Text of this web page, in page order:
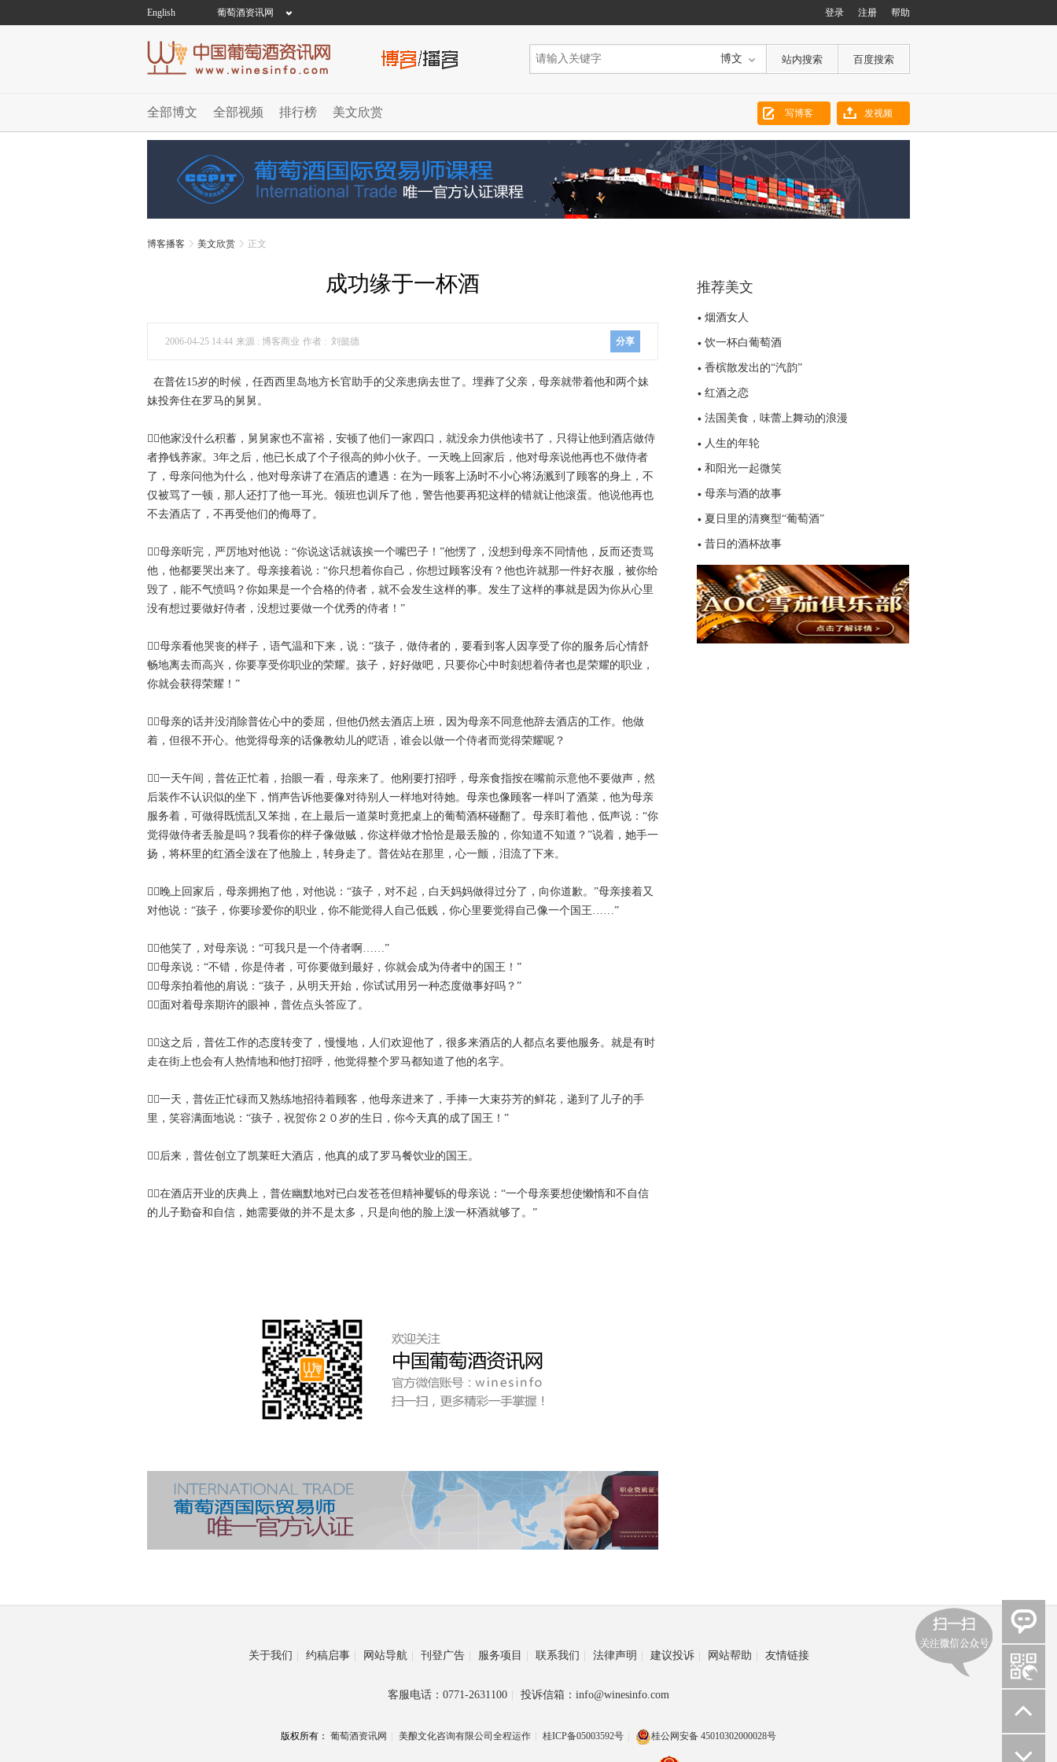
English 葡萄酒资讯网 帮助
注册
登录
博文
全部博文 全部视频 排行榜 美文欣赏 发视频
写博客
博客播客 美文欣赏 正文
成功缘于一杯酒
2006-04-25 14:44 来源 : 博客商业 作者 : 刘懿德 分享
在普佐15岁的时候，任西西里岛地方长官助手的父亲患病去世了。埋葬了父亲，母亲就带着他和两个妹
妹投奔住在罗马的舅舅。
他家没什么积蓄，舅舅家也不富裕，安顿了他们一家四口，就没余力供他读书了，只得让他到酒店做侍
者挣钱养家。3年之后，他已长成了个子很高的帅小伙子。一天晚上回家后，他对母亲说他再也不做侍者
了，母亲问他为什么，他对母亲讲了在酒店的遭遇：在为一顾客上汤时不小心将汤溅到了顾客的身上，不
仅被骂了一顿，那人还打了他一耳光。领班也训斥了他，警告他要再犯这样的错就让他滚蛋。他说他再也
不去酒店了，不再受他们的侮辱了。
母亲听完，严厉地对他说：“你说这话就该挨一个嘴巴子！”他愣了，没想到母亲不同情他，反而还责骂
他，他都要哭出来了。母亲接着说：“你只想着你自己，你想过顾客没有？他也许就那一件好衣服，被你给
毁了，能不气愤吗？你如果是一个合格的侍者，就不会发生这样的事。发生了这样的事就是因为你从心里
没有想过要做好侍者，没想过要做一个优秀的侍者！”
母亲看他哭丧的样子，语气温和下来，说：“孩子，做侍者的，要看到客人因享受了你的服务后心情舒
畅地离去而高兴，你要享受你职业的荣耀。孩子，好好做吧，只要你心中时刻想着侍者也是荣耀的职业，
你就会获得荣耀！”
母亲的话并没消除普佐心中的委屈，但他仍然去酒店上班，因为母亲不同意他辞去酒店的工作。他做
着，但很不开心。他觉得母亲的话像教幼儿的呓语，谁会以做一个侍者而觉得荣耀呢？
一天午间，普佐正忙着，抬眼一看，母亲来了。他刚要打招呼，母亲食指按在嘴前示意他不要做声，然
后装作不认识似的坐下，悄声告诉他要像对待别人一样地对待她。母亲也像顾客一样叫了酒菜，他为母亲
服务着，可做得既慌乱又笨拙，在上最后一道菜时竟把桌上的葡萄酒杯碰翻了。母亲盯着他，低声说：“你
觉得做侍者丢脸是吗？我看你的样子像做贼，你这样做才恰恰是最丢脸的，你知道不知道？”说着，她手一
扬，将杯里的红酒全泼在了他脸上，转身走了。普佐站在那里，心一颤，泪流了下来。
晚上回家后，母亲拥抱了他，对他说：“孩子，对不起，白天妈妈做得过分了，向你道歉。”母亲接着又
对他说：“孩子，你要珍爱你的职业，你不能觉得人自己低贱，你心里要觉得自己像一个国王……”
他笑了，对母亲说：“可我只是一个侍者啊……”
母亲说：“不错，你是侍者，可你要做到最好，你就会成为侍者中的国王！”
母亲拍着他的肩说：“孩子，从明天开始，你试试用另一种态度做事好吗？”
面对着母亲期许的眼神，普佐点头答应了。
这之后，普佐工作的态度转变了，慢慢地，人们欢迎他了，很多来酒店的人都点名要他服务。就是有时
走在街上也会有人热情地和他打招呼，他觉得整个罗马都知道了他的名字。
一天，普佐正忙碌而又熟练地招待着顾客，他母亲进来了，手捧一大束芬芳的鲜花，递到了儿子的手
里，笑容满面地说：“孩子，祝贺你２０岁的生日，你今天真的成了国王！”
后来，普佐创立了凯莱旺大酒店，他真的成了罗马餐饮业的国王。
在酒店开业的庆典上，普佐幽默地对已白发苍苍但精神矍铄的母亲说：“一个母亲要想使懒惰和不自信
的儿子勤奋和自信，她需要做的并不是太多，只是向他的脸上泼一杯酒就够了。”
推荐美文
烟酒女人
饮一杯白葡萄酒
香槟散发出的“汽韵”
红酒之恋
法国美食，味蕾上舞动的浪漫
人生的年轮
和阳光一起微笑
母亲与酒的故事
夏日里的清爽型“葡萄酒”
昔日的酒杯故事
关于我们 约稿启事 网站导航 刊登广告 服务项目 联系我们 法律声明 建议投诉 网站帮助 友情链接
客服电话：0771-2631100 投诉信箱：info@winesinfo.com
版权所有： 葡萄酒资讯网 美酿文化咨询有限公司全程运作 桂ICP备05003592号 桂公网安备 45010302000028号